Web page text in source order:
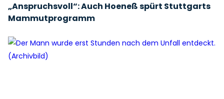
„Anspruchsvoll“: Auch Hoeneß spürt Stuttgarts
Mammutprogramm